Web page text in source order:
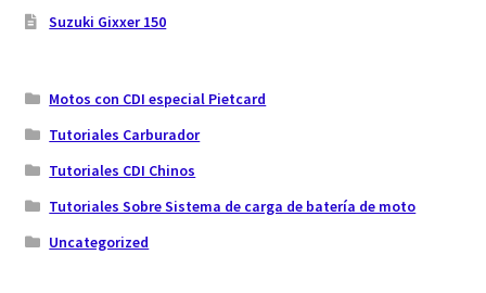
Suzuki Gixxer 150
Motos con CDI especial Pietcard
Tutoriales Carburador
Tutoriales CDI Chinos
Tutoriales Sobre Sistema de carga de batería de moto
Uncategorized